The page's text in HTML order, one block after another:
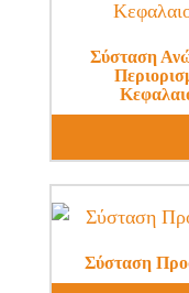
Σύσταση
Σύσταση